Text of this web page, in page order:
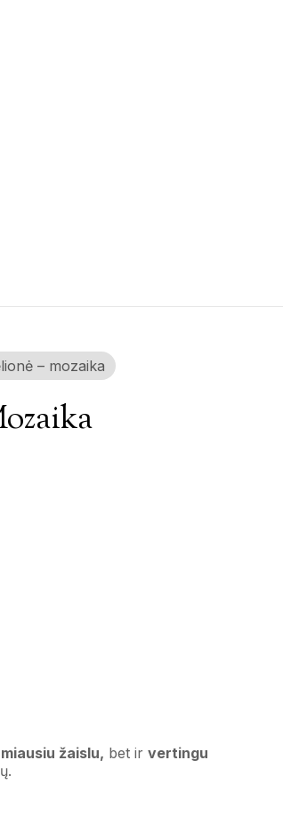
– mozaika
žaislu, bet ir vertingu